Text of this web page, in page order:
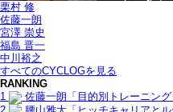
栗村 修
佐藤一朗
宮澤 崇史
福島 晋一
中川裕之
すべてのCYCLOGを見る
RANKING
1
佐藤一朗「目的別トレーニン